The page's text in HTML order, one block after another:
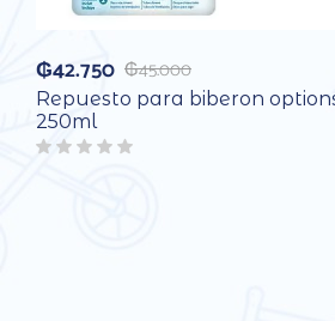
₲45.000
₲42.750
Repuesto para biberon
250ml